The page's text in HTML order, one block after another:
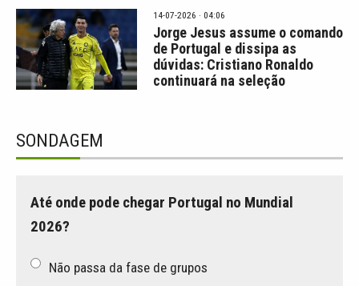
14-07-2026 · 04:06
Jorge Jesus assume o comando
de Portugal e dissipa as
dúvidas: Cristiano Ronaldo
continuará na seleção
SONDAGEM
Até onde pode chegar Portugal no Mundial
2026?
Não passa da fase de grupos